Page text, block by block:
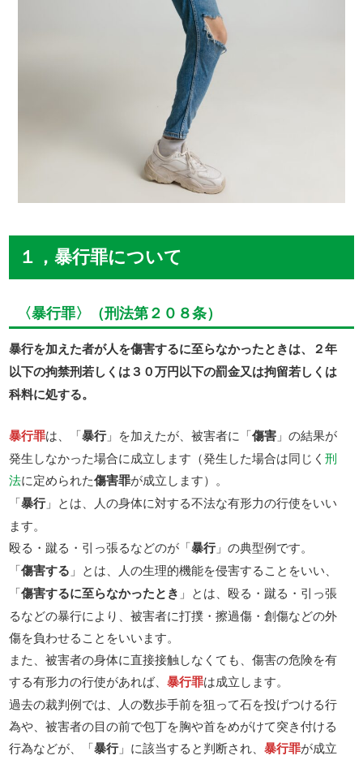
１，暴行罪について
〈暴行罪〉（刑法第２０８条）
暴行を加えた者が人を傷害するに至らなかったときは、２年
以下の拘禁刑若しくは３０万円以下の罰金又は拘留若しくは
科料に処する。
暴行罪は、「暴行」を加えたが、被害者に「傷害 」の結果が
発生しなかった場合に成立します（発生した場合は同じく刑
法に定められた傷害罪が成立します）。
「暴行」とは、人の身体に対する不法な有形力の行使をいい
ます。
殴る・蹴る・引っ張るなどのが「暴行」の典型例です。
「傷害する 」とは、人の生理的機能を侵害することをいい、
「傷害するに至らなかったとき 」とは、殴る・蹴る・引っ張
るなどの暴行により、被害者に打撲・擦過傷・創傷などの外
傷を負わせることをいいます。
また、被害者の身体に直接接触しなくても、傷害の危険を有
する有形力の行使があれば、暴行罪は成立します。
過去の裁判例では、人の数歩手前を狙って石を投げつける行
為や、被害者の目の前で包丁を胸や首をめがけて突き付ける
行為などが、「暴行」に該当すると判断され、暴行罪が成立